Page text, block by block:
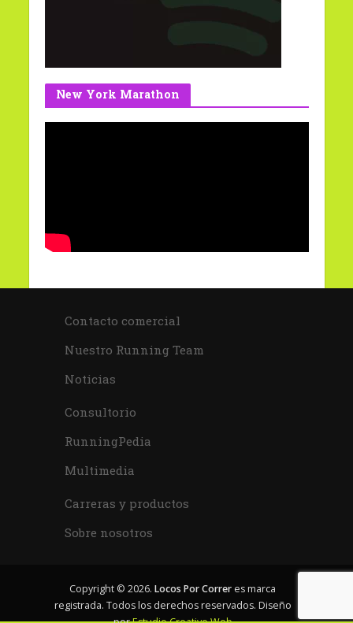
New York Marathon
Contacto comercial
Nuestro Running Team
Noticias
Consultorio
RunningPedia
Multimedia
Carreras y productos
Sobre nosotros
Copyright © 2026. Locos Por Correr es marca
registrada. Todos los derechos reservados. Diseño